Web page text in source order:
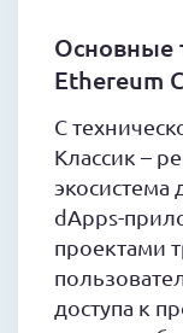
Основные
Ethereum
С
Классик –
экосистема
dApps-
проектами
доступа к